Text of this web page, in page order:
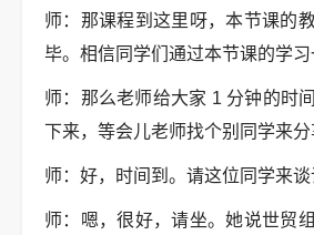
师：那课程到这里呀，本节课的
毕。相信同学们通过本节课的学习
师：那么老师给大家 1 分钟的时
下来，等会儿老师找个别同学来分
师：好，时间到。请这位同学来谈
师：嗯，很好，请坐。她说世贸